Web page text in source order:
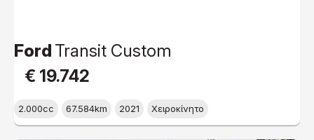
Ford Transit Custom
€ 19.742
2.000cc 67.584km 2021 Χειροκίνητο